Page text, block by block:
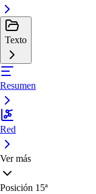
Texto
Resumen
Red
Ver más
Posición 15ª